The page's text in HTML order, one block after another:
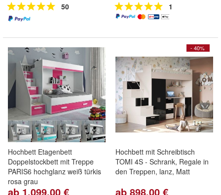
50 1
Hochbett Etagenbett
Doppelstockbett mit Treppe
PARIS6 hochglanz weiß türkis
rosa grau
ab 1.099,00 €
- 40%
Hochbett mit Schreibtisch
TOMI 4S - Schrank, Regale in
den Treppen, lanz, Matt
ab 898,00 €